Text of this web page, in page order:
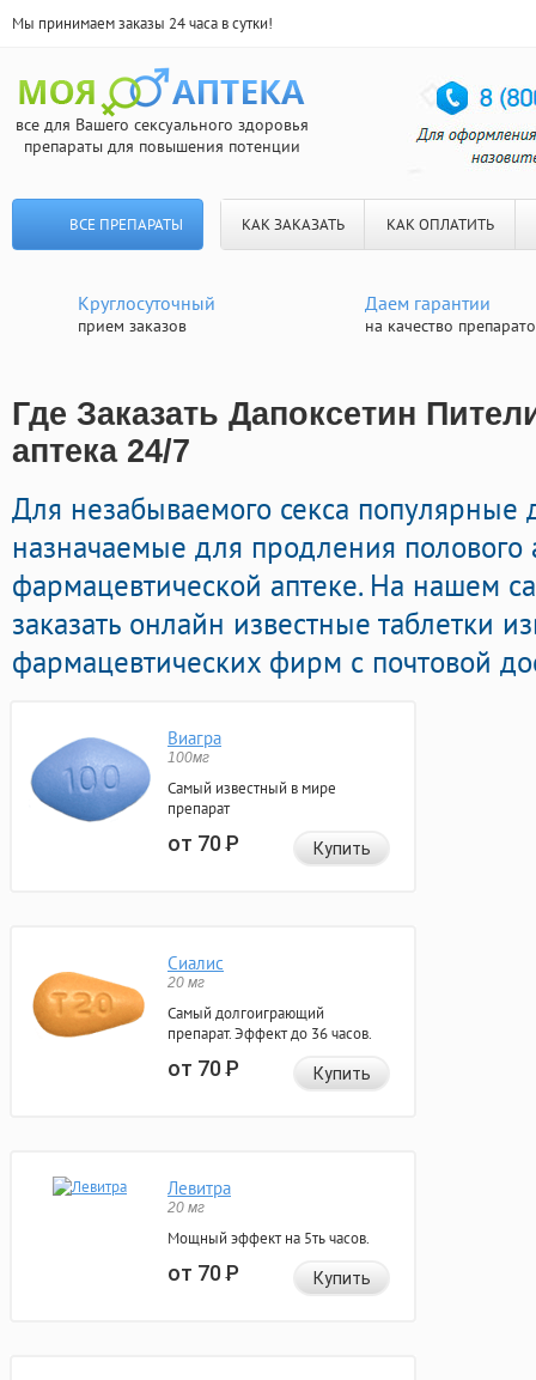
Мы принимаем заказы 24 часа в сутки!
все для Вашего сексуального здоровья
препараты для повышения потенции
ВСЕ ПРЕПАРАТЫ КАК ЗАКАЗАТЬ КАК ОПЛАТИТЬ
Круглосуточный
прием заказов
Даем гарантии
на качество
Где Заказать Дапоксетин
аптека 24/7
Для незабываемого секса популярные
назначаемые для продления полового
фармацевтической аптеке. На нашем
заказать онлайн известные таблетки
фармацевтических фирм с почтовой
Виагра
100мг
Самый известный в мире
препарат
от 70Р Купить
Сиалис
20 мг
Самый долгоиграющий
препарат. Эффект до 36 часов.
от 70Р Купить
Левитра
20 мг
Мощный эффект на 5ть часов.
от 70Р Купить